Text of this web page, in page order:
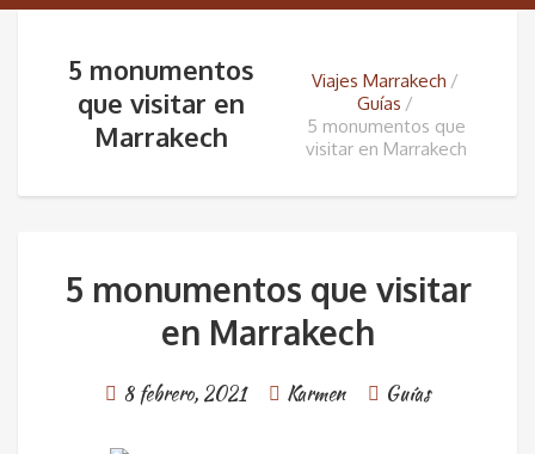
5 monumentos
que visitar en
Marrakech
Viajes Marrakech
Guías
5 monumentos que
visitar en Marrakech
5 monumentos que visitar
en Marrakech
8 febrero, 2021 Karmen Guías